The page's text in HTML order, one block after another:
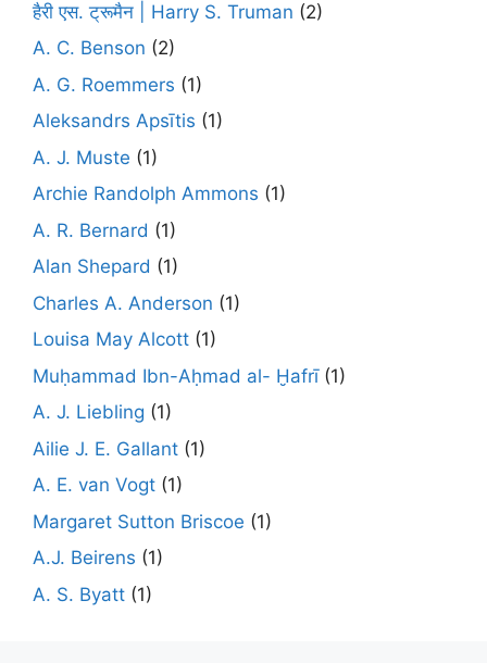
हैरी एस. ट्रूमैन | Harry S. Truman (2)
A. C. Benson (2)
A. G. Roemmers (1)
Aleksandrs Apsītis (1)
A. J. Muste (1)
Archie Randolph Ammons (1)
A. R. Bernard (1)
Alan Shepard (1)
Charles A. Anderson (1)
Louisa May Alcott (1)
Muḥammad Ibn-Aḥmad al- Ḫafrī(1)
A. J. Liebling (1)
Ailie J. E. Gallant (1)
A. E. van Vogt (1)
Margaret Sutton Briscoe (1)
A.J. Beirens (1)
A. S. Byatt (1)